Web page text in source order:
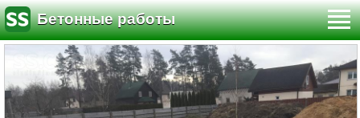
Бетонные работы